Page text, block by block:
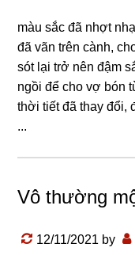
màu sắc đã nhợt
đã vãn trên cành,
sót lại trở nên đậm
ngồi để cho vợ bón
thời tiết đã thay đổi,
...
Vô thường
12/11/2021 by